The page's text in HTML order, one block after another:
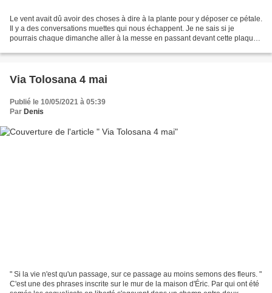
Le vent avait dû avoir des choses à dire à la plante pour y déposer ce pétale.
Il y a des conversations muettes qui nous échappent. Je ne sais si je
pourrais chaque dimanche aller à la messe en passant devant cette plaque
Via Tolosana 4 mai
Publié le 10/05/2021 à 05:39
Par Denis
" Si la vie n'est qu'un passage, sur ce passage au moins semons des fleurs. "
C'est une des phrases inscrite sur le mur de la maison d'Éric. Par qui ont été